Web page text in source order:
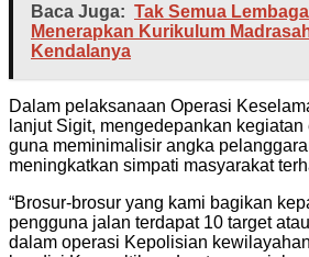
Baca Juga: Tak Semua
Menerapkan Kurikulum
Kendalanya
Dalam pelaksanaan Operasi
lanjut Sigit, mengedepankan
guna meminimalisir angka
meningkatkan simpati masyarakat
“Brosur-brosur yang kami bagikan
pengguna jalan terdapat 10 target
dalam operasi Kepolisian